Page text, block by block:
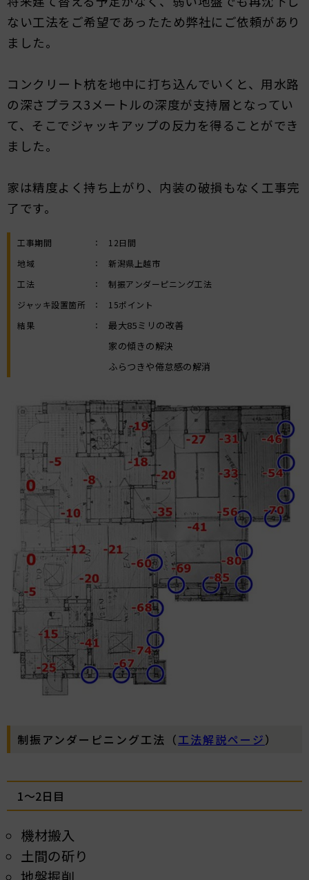
ない工法をご希望であったため弊社にご依頼があり
ました。
コンクリート杭を地中に打ち込んでいくと、用水路
の深さプラス3メートルの深度が支持層となってい
て、そこでジャッキアップの反力を得ることができ
ました。
家は精度よく持ち上がり、内装の破損もなく工事完
了です。
工事期間 ：
12日間
地域
：
新潟県上越市
工法
：
制振アンダーピニング工法
ジャッキ設置箇所
：
15ポイント
結果
：
最大85ミリの改善
家の傾きの解決
ふらつきや倦怠感の解消
制振アンダーピニング工法（工法解説ページ）
1～2日目
機材搬入
土間の斫り